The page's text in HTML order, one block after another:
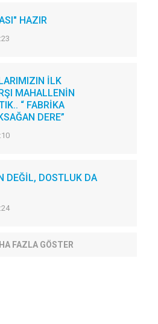
HAZIR
İLK
MAHALLENİN
“ FABRİKA
DERE”
DEĞİL, DOSTLUK DA
FAZLA GÖSTER